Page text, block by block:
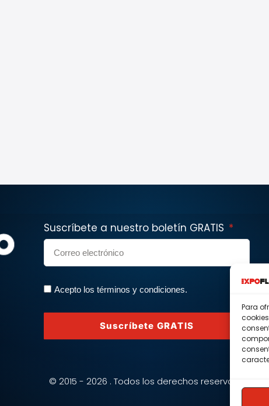
Para
Suscríbete a nuestro boletín GRATIS
Acepto los términos y condiciones.
Suscríbete GRATIS
© 2015 - 2026 . Todos los derechos reservados.